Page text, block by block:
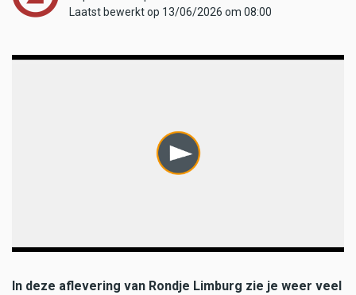
Laatst bewerkt op 13/06/2026 om 08:00
In deze aflevering van Rondje Limburg zie je weer veel